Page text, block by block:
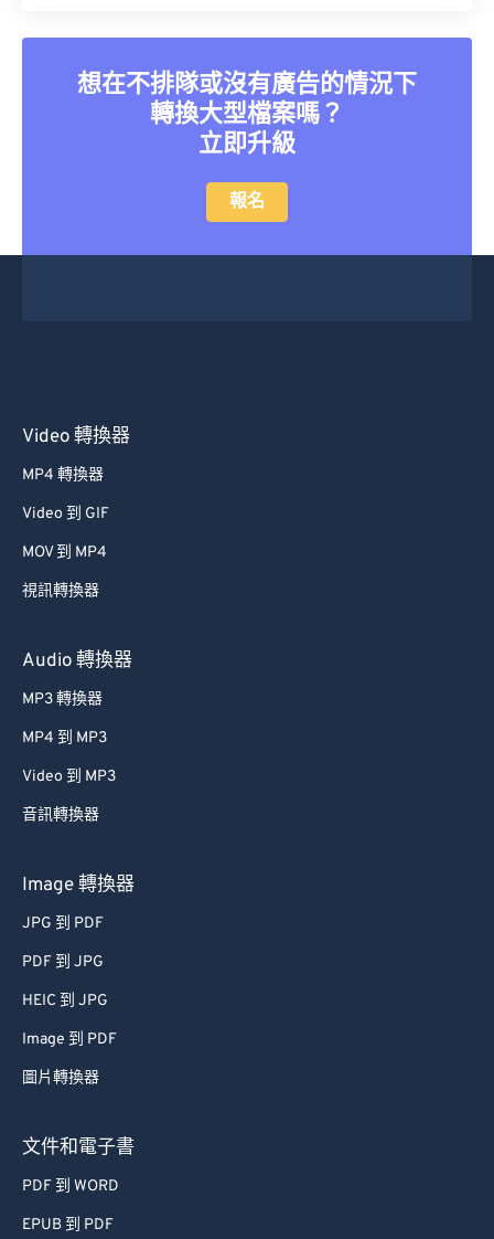
想在不排隊或沒有廣告的情況下
轉換大型檔案嗎？
立即升級
報名
Video 轉換器
MP4 轉換器
Video 到 GIF
MOV 到 MP4
視訊轉換器
Audio 轉換器
MP3 轉換器
MP4 到 MP3
Video 到 MP3
音訊轉換器
Image 轉換器
JPG 到 PDF
PDF 到 JPG
HEIC 到 JPG
Image 到 PDF
圖片轉換器
文件和電子書
PDF 到 WORD
EPUB 到 PDF